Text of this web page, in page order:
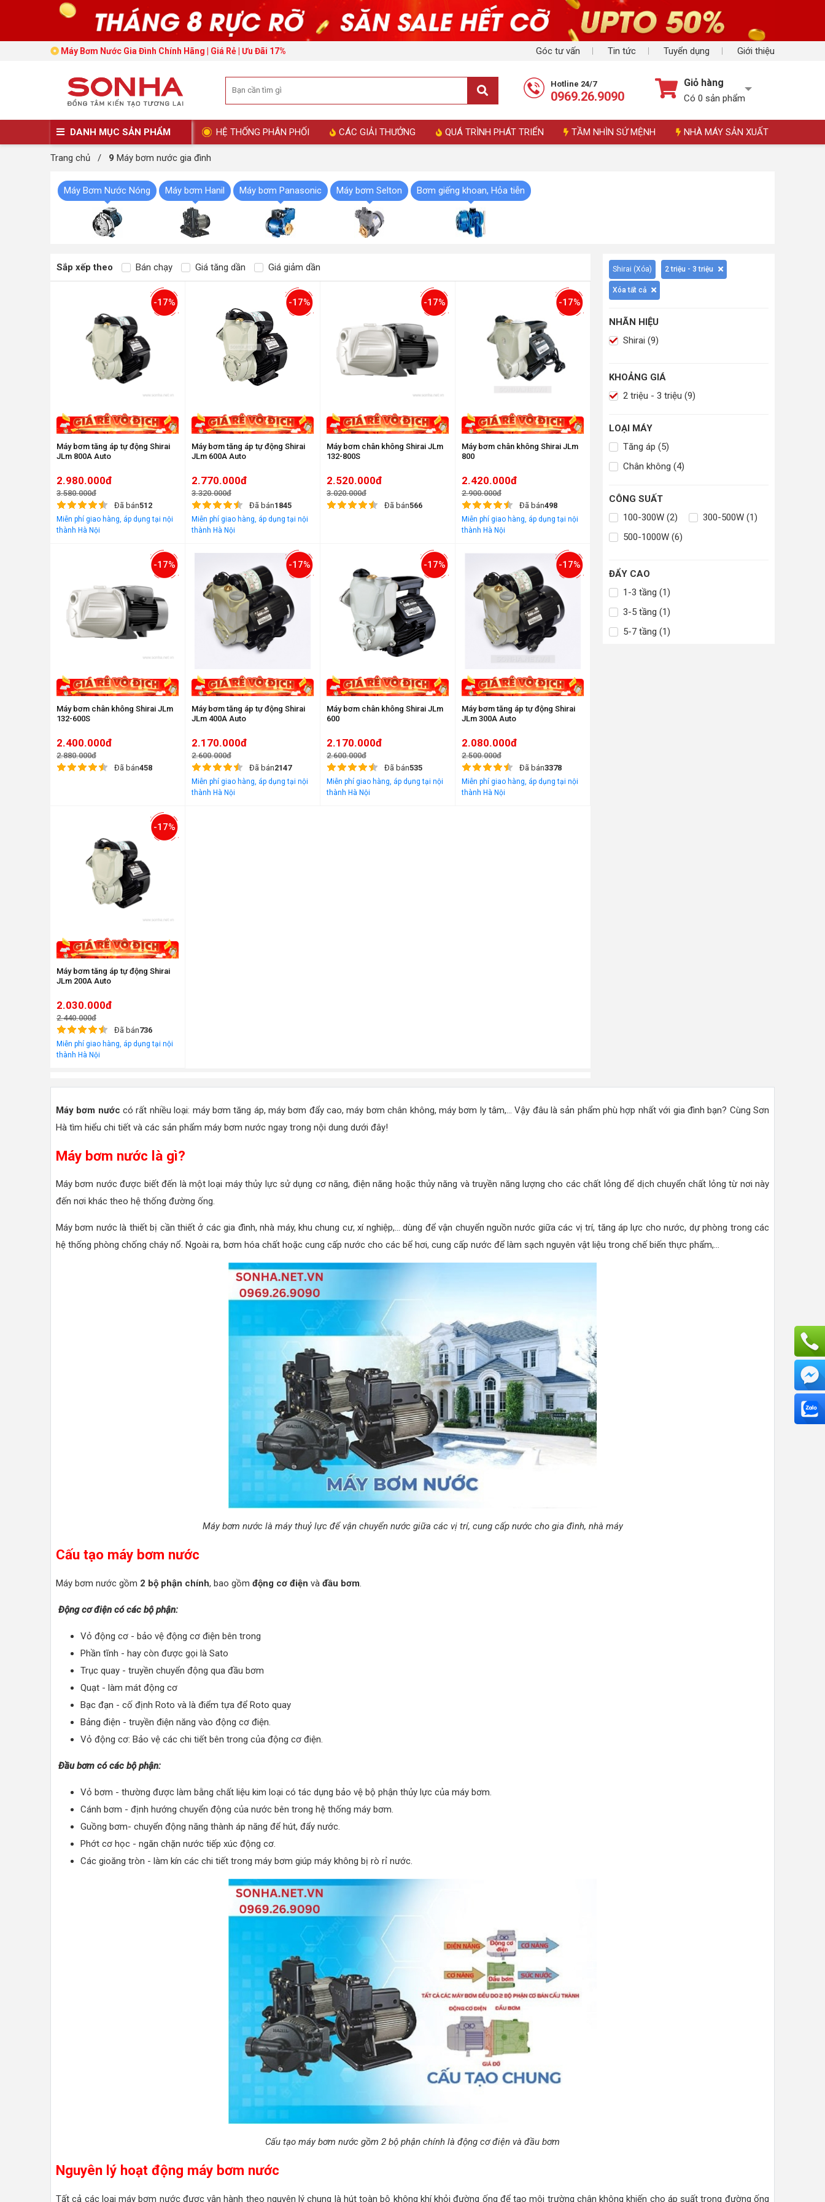
Góc tư vấn Tin tức Tuyển dụng Giới thiệu
Máy Bơm Nước Gia Đình Chính Hãng | Giá Rẻ | Ưu Đãi 17%
Hotline 24/7
0969.26.9090
Giỏ hàng
Có 0 sản phẩm
DANH MỤC SẢN PHẨM HỆ THỐNG PHÂN PHỐI CÁC GIẢI THƯỞNG QUÁ TRÌNH PHÁT TRIỂN TẦM NHÌN SỨ MỆNH NHÀ MÁY SẢN XUẤT
Trang chủ / 9 Máy bơm nước gia đình
Máy Bơm Nước Nóng Máy bơm Hanil Máy bơm Panasonic Máy bơm Selton Bơm giếng khoan, Hỏa tiễn
Sắp xếp theo Bán chạy Giá tăng dần Giá giảm dần
-17%
Máy bơm tăng áp tự động Shirai
JLm 800A Auto
2.980.000đ
3.580.000đ
Đã bán512
Miễn phí giao hàng, áp dụng tại nội
thành Hà Nội
-17%
Máy bơm tăng áp tự động Shirai
JLm 600A Auto
2.770.000đ
3.320.000đ
Đã bán1845
Miễn phí giao hàng, áp dụng tại nội
thành Hà Nội
-17%
Máy bơm chân không Shirai JLm
132-800S
2.520.000đ
3.020.000đ
Đã bán566
-17%
Máy bơm chân không Shirai JLm
800
2.420.000đ
2.900.000đ
Đã bán498
Miễn phí giao hàng, áp dụng tại nội
thành Hà Nội
-17%
Máy bơm chân không Shirai JLm
132-600S
2.400.000đ
2.880.000đ
Đã bán458
-17%
Máy bơm tăng áp tự động Shirai
JLm 400A Auto
2.170.000đ
2.600.000đ
Đã bán2147
Miễn phí giao hàng, áp dụng tại nội
thành Hà Nội
-17%
Máy bơm chân không Shirai JLm
600
2.170.000đ
2.600.000đ
Đã bán535
Miễn phí giao hàng, áp dụng tại nội
thành Hà Nội
-17%
Máy bơm tăng áp tự động Shirai
JLm 300A Auto
2.080.000đ
2.500.000đ
Đã bán3378
Miễn phí giao hàng, áp dụng tại nội
thành Hà Nội
-17%
Máy bơm tăng áp tự động Shirai
JLm 200A Auto
2.030.000đ
2.440.000đ
Đã bán736
Miễn phí giao hàng, áp dụng tại nội
thành Hà Nội
Shirai (Xóa) 2 triệu - 3 triệu
Xóa tất cả
NHÃN HIỆU
Shirai (9)
KHOẢNG GIÁ
2 triệu - 3 triệu (9)
LOẠI MÁY
Tăng áp (5)
Chân không (4)
CÔNG SUẤT
100-300W (2)
300-500W (1)
500-1000W (6)
ĐẨY CAO
1-3 tầng (1)
3-5 tầng (1)
5-7 tầng (1)
Máy bơm nước có rất nhiều loại: máy bơm tăng áp, máy bơm đẩy cao, máy bơm chân không, máy bơm ly tâm,... Vậy đâu là sản phẩm phù hợp nhất với gia đình bạn? Cùng Sơn
Hà tìm hiểu chi tiết và các sản phẩm máy bơm nước ngay trong nội dung dưới đây!
Máy bơm nước là gì?
Máy bơm nước được biết đến là một loại máy thủy lực sử dụng cơ năng, điện năng hoặc thủy năng và truyền năng lượng cho các chất lỏng để dịch chuyển chất lỏng từ nơi này
đến nơi khác theo hệ thống đường ống.
Máy bơm nước là thiết bị cần thiết ở các gia đình, nhà máy, khu chung cư, xí nghiệp,... dùng để vận chuyển nguồn nước giữa các vị trí, tăng áp lực cho nước, dự phòng trong các
hệ thống phòng chống cháy nổ. Ngoài ra, bơm hóa chất hoặc cung cấp nước cho các bể hơi, cung cấp nước để làm sạch nguyên vật liệu trong chế biến thực phẩm,...
Máy bơm nước là máy thuỷ lực để vận chuyển nước giữa các vị trí, cung cấp nước cho gia đình, nhà máy
Cấu tạo máy bơm nước
Máy bơm nước gồm 2 bộ phận chính, bao gồm động cơ điện và đầu bơm
Động cơ điện có các bộ phận:
Vỏ động cơ - bảo vệ động cơ điện bên trong
Phần tĩnh - hay còn được gọi là Sato
Trục quay - truyền chuyển động qua đầu bơm
Quạt - làm mát động cơ
Bạc đạn - cố định Roto và là điểm tựa để Roto quay
Bảng điện - truyền điện năng vào động cơ điện.
Vỏ động cơ: Bảo vệ các chi tiết bên trong của động cơ điện.
Đầu bơm có các bộ phận:
Vỏ bơm - thường được làm bằng chất liệu kim loại có tác dụng bảo vệ bộ phận thủy lực của máy bơm.
Cánh bơm - định hướng chuyển động của nước bên trong hệ thống máy bơm.
Guồng bơm- chuyển động năng thành áp năng để hút, đẩy nước.
Phớt cơ học - ngăn chặn nước tiếp xúc động cơ.
Các gioăng tròn - làm kín các chi tiết trong máy bơm giúp máy không bị rò rỉ nước.
Cấu tạo máy bơm nước gồm 2 bộ phận chính là động cơ điện và đầu bơm
Nguyên lý hoạt động máy bơm nước
Tất cả các loại máy bơm nước được vận hành theo nguyên lý chung là hút toàn bộ không khí khỏi đường ống để tạo môi trường chân không khiến cho áp suất trong đường ống